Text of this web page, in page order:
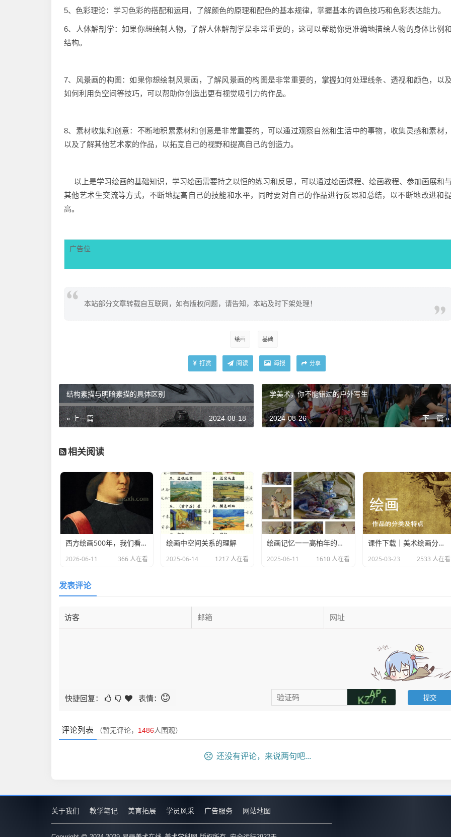
5、色彩理论：学习色彩的搭配和运用，了解颜色的原理和配色的基本规律，掌握基本的调色技巧和色彩表达能力。
6、人体解剖学：如果你想绘制人物，了解人体解剖学是非常重要的，这可以帮助你更准确地描绘人物的身体比例
结构。
7、风景画的构图：如果你想绘制风景画，了解风景画的构图是非常重要的，掌握如何处理线条、透视和颜色，以
如何利用负空间等技巧，可以帮助你创造出更有视觉吸引力的作品。
8、素材收集和创意：不断地积累素材和创意是非常重要的，可以通过观察自然和生活中的事物，收集灵感和素材
以及了解其他艺术家的作品，以拓宽自己的视野和提高自己的创造力。
以上是学习绘画的基础知识，学习绘画需要持之以恒的练习和反思，可以通过绘画课程、绘画教程、参加画展和
其他艺术生交流等方式，不断地提高自己的技能和水平，同时要对自己的作品进行反思和总结，以不断地改进和
高。
广告位
本站部分文章转载自互联网，如有版权问题，请告知，本站及时下架处理！
绘画 基础
打赏 阅读 海报 分享
结构素描与明暗素描的具体区别
« 上一篇 2024-08-18
学美术，你不能错过的户外写生
下一篇 »
2024-08-26
相关阅读
西方绘画500年，我们看到了什么？
2026-06-11 366 人在看
绘画中空间关系的理解
2025-06-14 1217 人在看
绘画记忆一一高柏年的水粉静物画
2025-06-11 1610 人在看
课件下载｜美术绘画分类及特点
2025-03-23 2533 人在看
发表评论
快捷回复： 表情：
评论列表 （暂无评论， 1486人围观）
还没有评论，来说两句吧...
关于我们 教学笔记 美育拓展 学员风采 广告服务 网站地图